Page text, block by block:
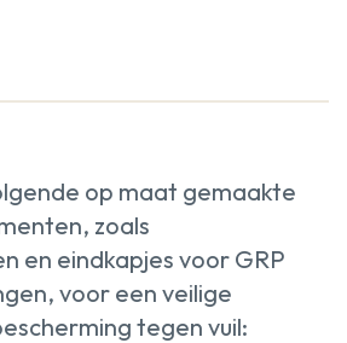
op maat gemaakte
zoals
en eindkapjes voor GRP
voor een veilige
tegen vuil: